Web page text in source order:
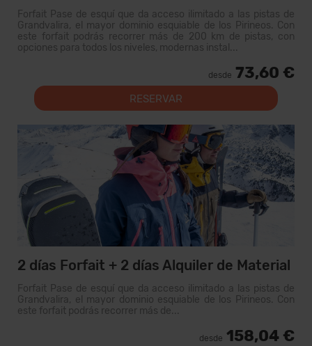
Forfait Pase de esquí que da acceso ilimitado a las pistas de
Grandvalira, el mayor dominio esquiable de los Pirineos. Con
este forfait podrás recorrer más de 200 km de pistas, con
opciones para todos los niveles, modernas instal...
desde 73,60 €
RESERVAR
2 días Forfait + 2 días Alquiler de Material
Forfait Pase de esquí que da acceso ilimitado a las pistas de
Grandvalira, el mayor dominio esquiable de los Pirineos. Con
este forfait podrás recorrer más de...
desde 158,04 €